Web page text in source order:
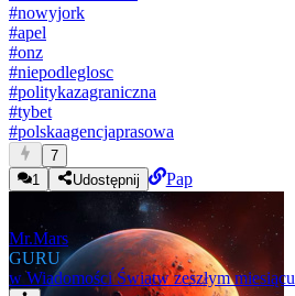
#nowyjork
#apel
#onz
#niepodleglosc
#politykazagraniczna
#tybet
#polskaagencjaprasowa
7
1
Udostępnij Pap
Mr.Mars
GURU
w Wiadomości Światw zeszłym miesiącu